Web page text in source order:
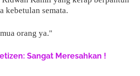
kebetulan semata.
orang ya."
Sangat Meresahkan !